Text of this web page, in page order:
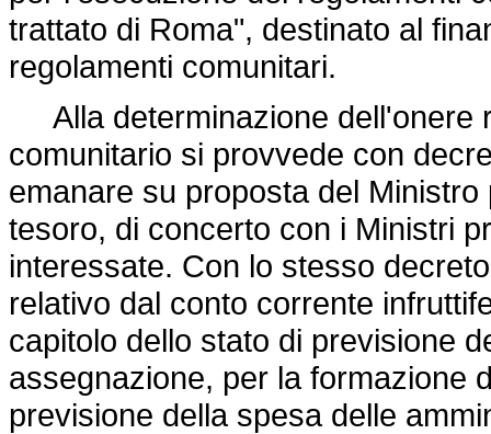
trattato di Roma", destinato al
regolamenti comunitari.
Alla determinazione dell'onere
comunitario si provvede con
emanare su proposta del
tesoro, di concerto con i Ministri
interessate. Con lo stesso
relativo dal conto corrente
capitolo dello stato di previsione
assegnazione, per la formazione
previsione della spesa delle